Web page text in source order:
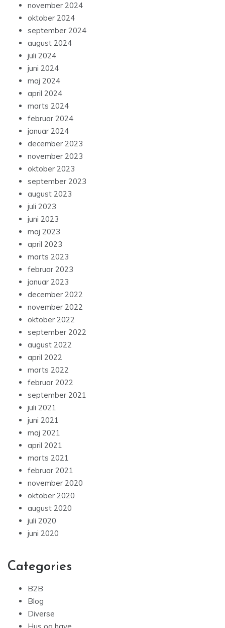
november 2024
oktober 2024
september 2024
august 2024
juli 2024
juni 2024
maj 2024
april 2024
marts 2024
februar 2024
januar 2024
december 2023
november 2023
oktober 2023
september 2023
august 2023
juli 2023
juni 2023
maj 2023
april 2023
marts 2023
februar 2023
januar 2023
december 2022
november 2022
oktober 2022
september 2022
august 2022
april 2022
marts 2022
februar 2022
september 2021
juli 2021
juni 2021
maj 2021
april 2021
marts 2021
februar 2021
november 2020
oktober 2020
august 2020
juli 2020
juni 2020
Categories
B2B
Blog
Diverse